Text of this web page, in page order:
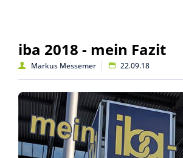
iba 2018 - mein Fazit
Markus Messemer 22.09.18